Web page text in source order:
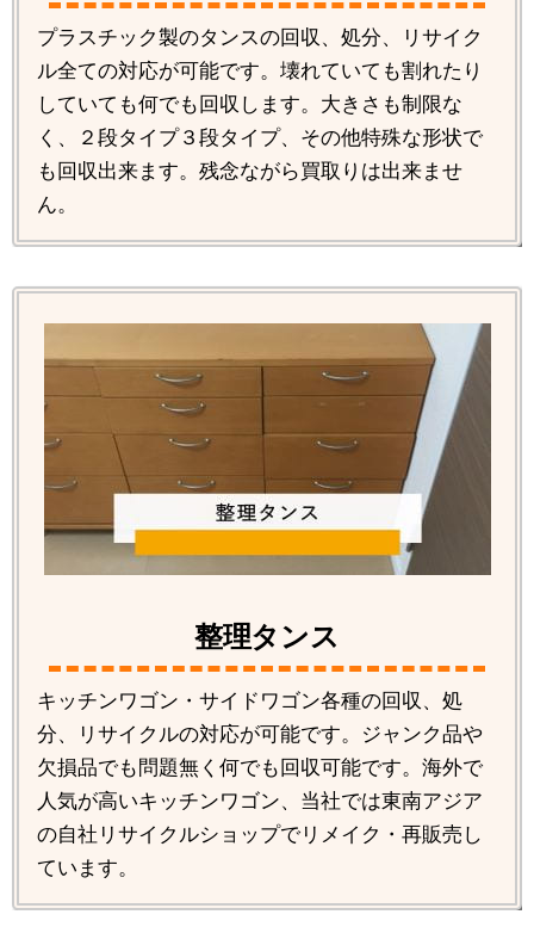
プラスチック製のタンスの回収、処分、リサイク
ル全ての対応が可能です。壊れていても割れたり
していても何でも回収します。大きさも制限な
く、２段タイプ３段タイプ、その他特殊な形状で
も回収出来ます。残念ながら買取りは出来ませ
ん。
整理タンス
キッチンワゴン・サイドワゴン各種の回収、処
分、リサイクルの対応が可能です。ジャンク品や
欠損品でも問題無く何でも回収可能です。海外で
人気が高いキッチンワゴン、当社では東南アジア
の自社リサイクルショップでリメイク・再販売し
ています。